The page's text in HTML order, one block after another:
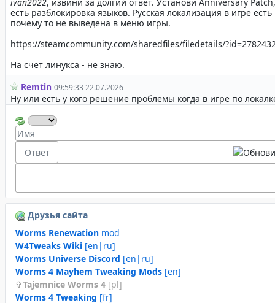
Друзья сайта
Worms Renewation mod
W4Tweaks Wiki [en|ru]
Worms Universe Discord [en|ru]
Worms 4 Mayhem Tweaking Mods [en]
Tajemnice Worms 4 [pl]
Worms 4 Tweaking [fr]